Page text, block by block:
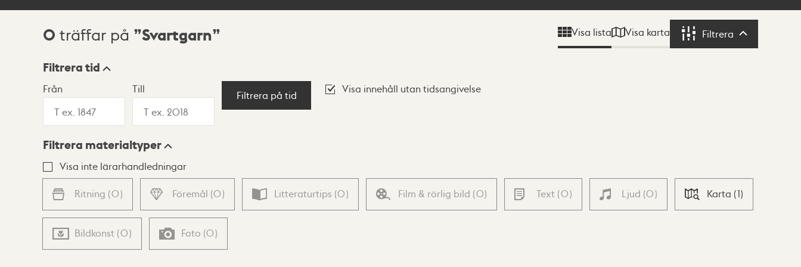
Sökresultat
0 träffar på Svartgarn Visa lista Visa karta Filtrera Filtrera
Visningsläge
Lista Karta
Filtrera tid
Från Till
Filtrera på tid
Visa innehåll utan tidsangivelse
Filtrera materialtyper
Visa inte lärarhandledningar
Ritning (0) Föremål (0) Litteraturtips (0) Film & rörlig bild (0) Text (0) Ljud (0) Karta (1)
Bildkonst (0) Foto (0)